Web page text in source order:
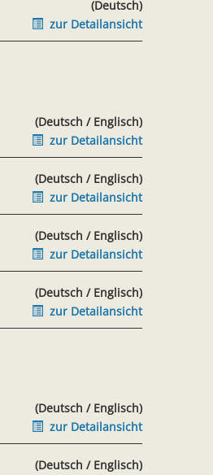
(Deutsch)
zur Detailansicht
(Deutsch / Englisch)
zur Detailansicht
(Deutsch / Englisch)
zur Detailansicht
(Deutsch / Englisch)
zur Detailansicht
(Deutsch / Englisch)
zur Detailansicht
(Deutsch / Englisch)
zur Detailansicht
(Deutsch / Englisch)